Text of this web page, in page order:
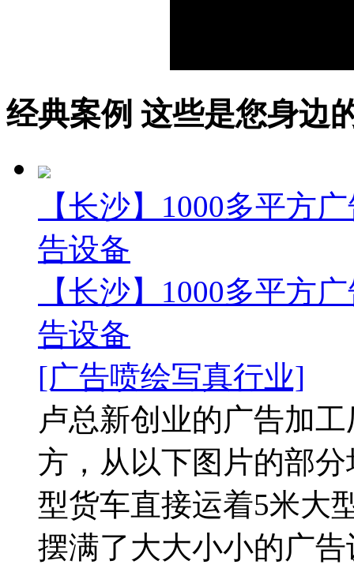
经典案例 这些是您身边
【长沙】1000多平方
告设备
【长沙】1000多平方
告设备
[广告喷绘写真行业]
卢总新创业的广告加
方，从以下图片的部
型货车直接运着5米大
摆满了大大小小的广